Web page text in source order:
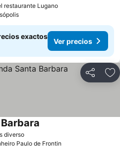
restaurante LuganoVer precios
exactos
Ver precios
Compartir
diversoVer precios
Paulo de Frontin